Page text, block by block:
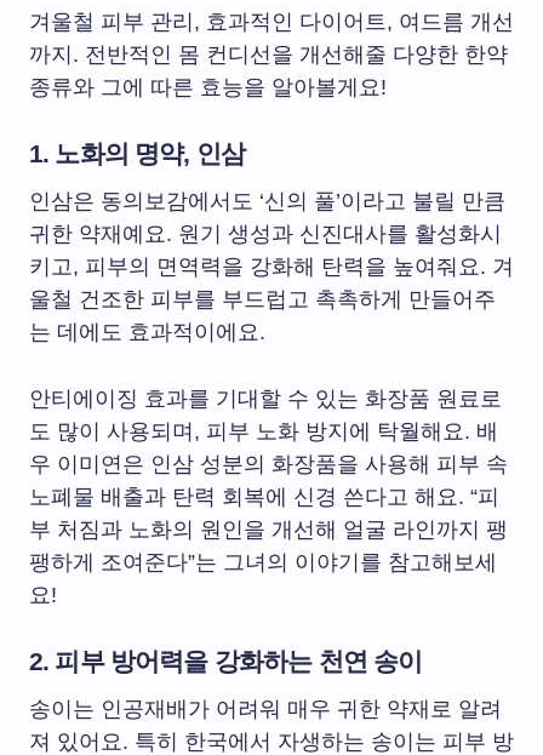
겨울철 피부 관리, 효과적인 다이어트, 여드름 개선
까지. 전반적인 몸 컨디선을 개선해줄 다양한 한약
종류와 그에 따른 효능을 알아볼게요!
1. 노화의 명약, 인삼
인삼은 동의보감에서도 ‘신의 풀’이라고 불릴 만큼
귀한 약재예요. 원기 생성과 신진대사를 활성화시
키고, 피부의 면역력을 강화해 탄력을 높여줘요. 겨
울철 건조한 피부를 부드럽고 촉촉하게 만들어주
는 데에도 효과적이에요.
안티에이징 효과를 기대할 수 있는 화장품 원료로
도 많이 사용되며, 피부 노화 방지에 탁월해요. 배
우 이미연은 인삼 성분의 화장품을 사용해 피부 속
노폐물 배출과 탄력 회복에 신경 쓴다고 해요. “피
부 처짐과 노화의 원인을 개선해 얼굴 라인까지 팽
팽하게 조여준다”는 그녀의 이야기를 참고해보세
요!
2. 피부 방어력을 강화하는 천연 송이
송이는 인공재배가 어려워 매우 귀한 약재로 알려
져 있어요. 특히 한국에서 자생하는 송이는 피부 방